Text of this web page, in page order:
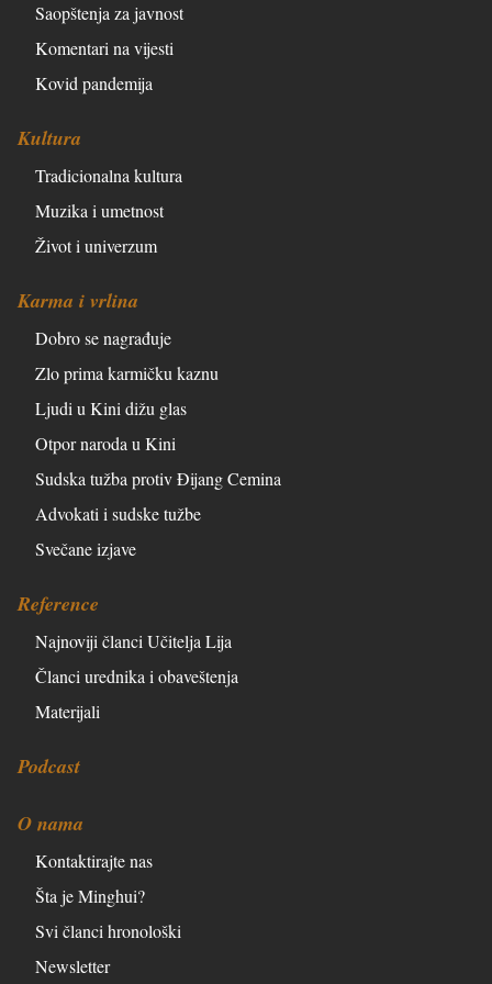
Saopštenja za javnost
Komentari na vijesti
Kovid pandemija
Kultura
Tradicionalna kultura
Muzika i umetnost
Život i univerzum
Karma i vrlina
Dobro se nagrađuje
Zlo prima karmičku kaznu
Ljudi u Kini dižu glas
Otpor naroda u Kini
Sudska tužba protiv Đijang Cemina
Advokati i sudske tužbe
Svečane izjave
Reference
Najnoviji članci Učitelja Lija
Članci urednika i obaveštenja
Materijali
Podcast
O nama
Kontaktirajte nas
Šta je Minghui?
Svi članci hronološki
Newsletter